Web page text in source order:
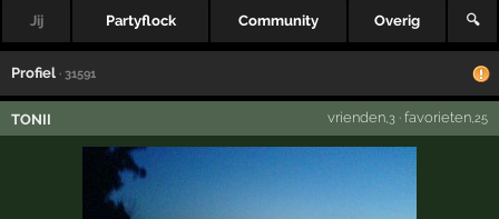
Jij Partyflock Community Overig 🔍
Profiel · 31591
TONII vrienden,3· favorieten,25